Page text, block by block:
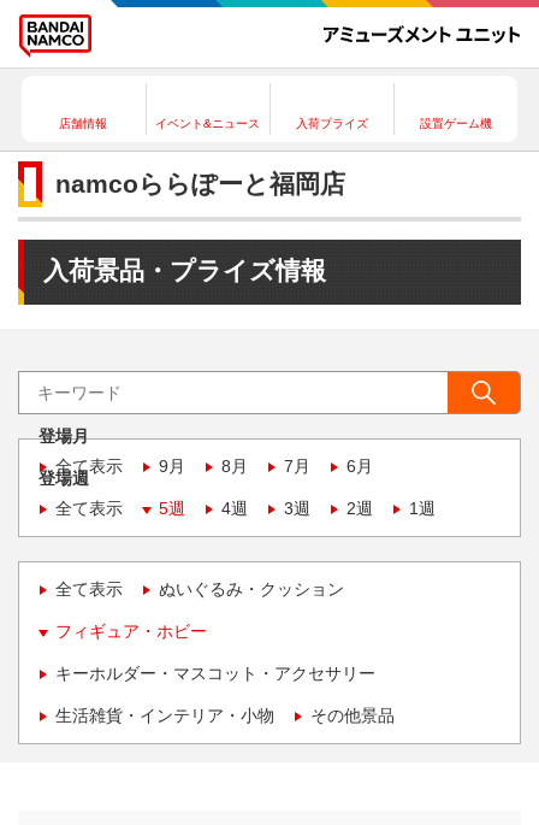
店舗情報 イベント&ニュース 入荷プライズ 設置ゲーム機
namcoららぽーと福岡店
入荷景品・プライズ情報
登場月
全て表示
9月 8月 7月 6月
登場週
全て表示
5週 4週 3週 2週 1週
全て表示 ぬいぐるみ・クッション
フィギュア・ホビー
キーホルダー・マスコット・アクセサリー
生活雑貨・インテリア・小物 その他景品